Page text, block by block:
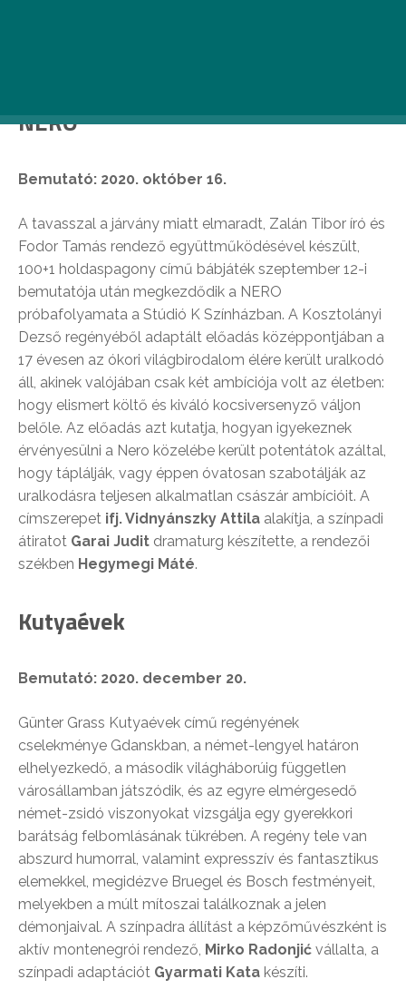
NERO
Bemutató: 2020. október 16.
A tavasszal a járvány miatt elmaradt, Zalán Tibor író és
Fodor Tamás rendező együttműködésével készült,
100+1 holdaspagony című bábjáték szeptember 12-i
bemutatója után megkezdődik a NERO
próbafolyamata a Stúdió K Színházban. A Kosztolányi
Dezső regényéből adaptált előadás középpontjában a
17 évesen az ókori világbirodalom élére került uralkodó
áll, akinek valójában csak két ambíciója volt az életben:
hogy elismert költő és kiváló kocsiversenyző váljon
belőle. Az előadás azt kutatja, hogyan igyekeznek
érvényesülni a Nero közelébe került potentátok azáltal,
hogy táplálják, vagy éppen óvatosan szabotálják az
uralkodásra teljesen alkalmatlan császár ambícióit. A
címszerepet ifj. Vidnyánszky Attila alakítja, a színpadi
átiratot Garai Judit dramaturg készítette, a rendezői
székben Hegymegi Máté.
Kutyaévek
Bemutató: 2020. december 20.
Günter Grass Kutyaévek című regényének
cselekménye Gdanskban, a német-lengyel határon
elhelyezkedő, a második világháborúig független
városállamban játszódik, és az egyre elmérgesedő
német-zsidó viszonyokat vizsgálja egy gyerekkori
barátság felbomlásának tükrében. A regény tele van
abszurd humorral, valamint expresszív és fantasztikus
elemekkel, megidézve Bruegel és Bosch festményeit,
melyekben a múlt mítoszai találkoznak a jelen
démonjaival. A színpadra állítást a képzőművészként is
aktív montenegrói rendező, Mirko Radonjić vállalta, a
színpadi adaptációt Gyarmati Kata készíti.